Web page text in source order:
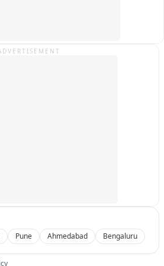
Pune Ahmedabad Bengaluru